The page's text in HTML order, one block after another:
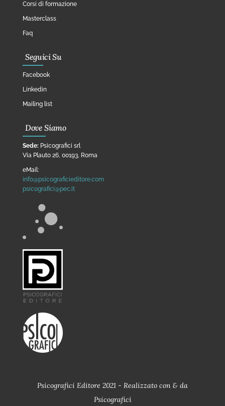
Corsi di formazione
Masterclass
Faq
Seguici Su
Facebook
Linkedin
Mailing list
Dove Siamo
Sede: Psicografici srl
Via Plauto 26, 00193, Roma
eMail:
info@psicograficieditore.com
psicografici@pec.it
Psicografici Editore 2021 - Realizzato con & da
Psicografici